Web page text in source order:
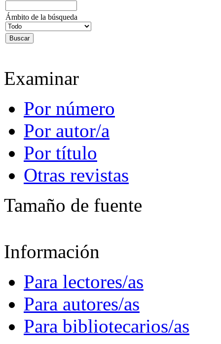
Ámbito de la búsqueda
Examinar
Por número
Por autor/a
Por título
Otras revistas
Tamaño de fuente
Información
Para lectores/as
Para autores/as
Para bibliotecarios/as